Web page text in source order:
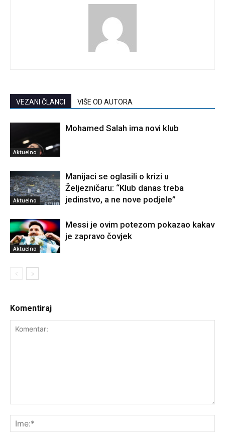
VEZANI ČLANCI VIŠE OD AUTORA
Aktuelno
Mohamed Salah ima novi klub
Aktuelno
Manijaci se oglasili o krizi u
Željezničaru: “Klub danas treba
jedinstvo, a ne nove podjele”
Aktuelno
Messi je ovim potezom pokazao kakav
je zapravo čovjek
Komentiraj